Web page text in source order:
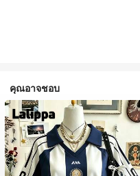
คุณอาจชอบ